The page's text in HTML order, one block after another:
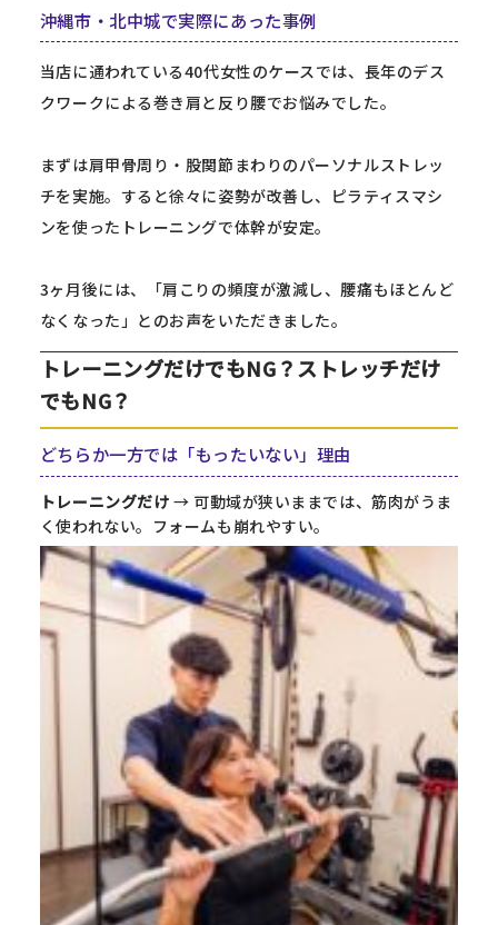
沖縄市・北中城で実際にあった事例
当店に通われている40代女性のケースでは、長年のデス
クワークによる巻き肩と反り腰でお悩みでした。
まずは肩甲骨周り・股関節まわりのパーソナルストレッ
チを実施。すると徐々に姿勢が改善し、ピラティスマシ
ンを使ったトレーニングで体幹が安定。
3ヶ月後には、「肩こりの頻度が激減し、腰痛もほとんど
なくなった」とのお声をいただきました。
トレーニングだけでもNG？ストレッチだけ
でもNG？
どちらか一方では「もったいない」理由
トレーニングだけ → 可動域が狭いままでは、筋肉がうま
く使われない。フォームも崩れやすい。